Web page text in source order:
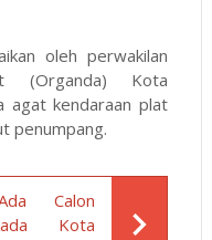
oleh perwakilan
(Organda) Kota
agat kendaraan plat
penumpang.
Calon
Kota